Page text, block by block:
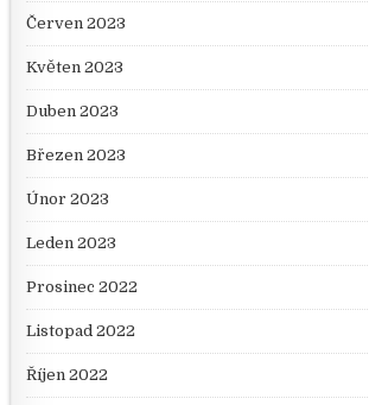
Červen 2023
Květen 2023
Duben 2023
Březen 2023
Únor 2023
Leden 2023
Prosinec 2022
Listopad 2022
Říjen 2022